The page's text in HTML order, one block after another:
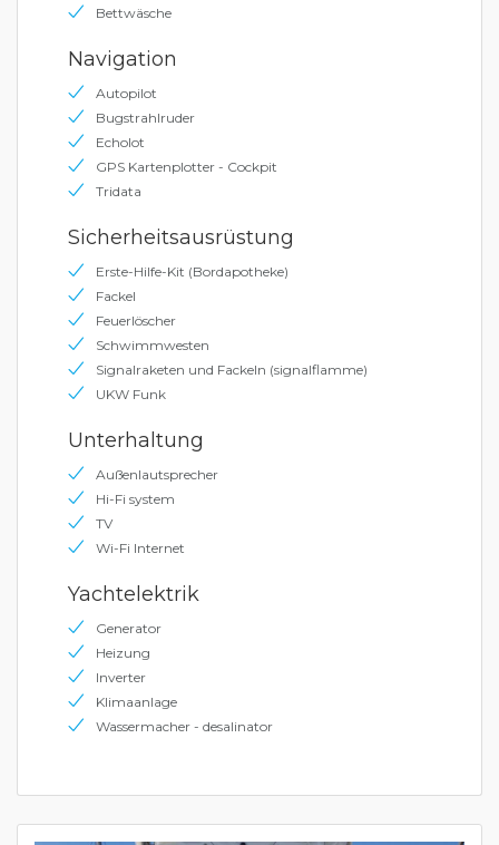
Bettwäsche
Navigation
Autopilot
Bugstrahlruder
Echolot
GPS Kartenplotter - Cockpit
Tridata
Sicherheitsausrüstung
Erste-Hilfe-Kit (Bordapotheke)
Fackel
Feuerlöscher
Schwimmwesten
Signalraketen und Fackeln (signalflamme)
UKW Funk
Unterhaltung
Außenlautsprecher
Hi-Fi system
TV
Wi-Fi Internet
Yachtelektrik
Generator
Heizung
Inverter
Klimaanlage
Wassermacher - desalinator